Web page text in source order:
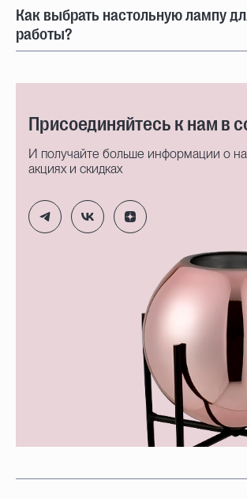
Как выбрать настольную лампу
работы?
Присоединяйтесь к нам в
И получайте больше информации о
акциях и скидках